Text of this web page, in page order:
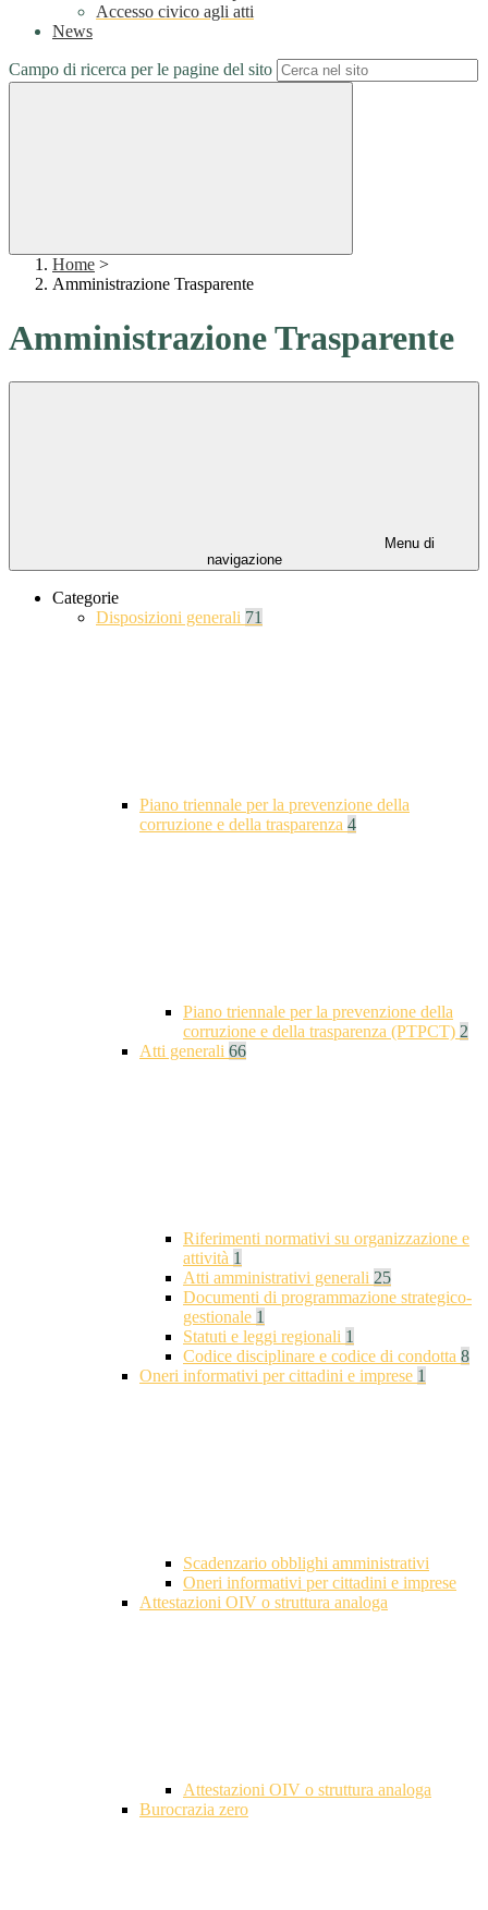
Accesso civico agli atti
News
Campo di ricerca per le pagine del sito
Home >
Amministrazione Trasparente
Amministrazione Trasparente
Menu di
navigazione
Categorie
Disposizioni generali 71
Piano triennale per la prevenzione della
corruzione e della trasparenza 4
Piano triennale per la prevenzione della
corruzione e della trasparenza (PTPCT) 2
Atti generali 66
Riferimenti normativi su organizzazione e
attività 1
Atti amministrativi generali 25
Documenti di programmazione strategico-
gestionale 1
Statuti e leggi regionali 1
Codice disciplinare e codice di condotta 8
Oneri informativi per cittadini e imprese 1
Scadenzario obblighi amministrativi
Oneri informativi per cittadini e imprese
Attestazioni OIV o struttura analoga
Attestazioni OIV o struttura analoga
Burocrazia zero